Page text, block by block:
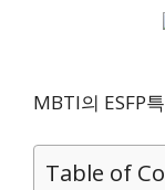
MBTI의 ESFP
Table of